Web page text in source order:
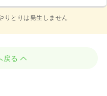
りとりは発生しません
戻る